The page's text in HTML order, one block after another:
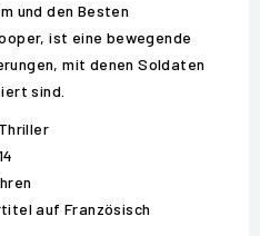
und den Besten
ist eine bewegende
mit denen Soldaten
sind.
auf Französisch